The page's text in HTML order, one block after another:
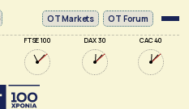
FTSE 100 DAX 30 CAC 40
ΟΤ Markets OT Forum